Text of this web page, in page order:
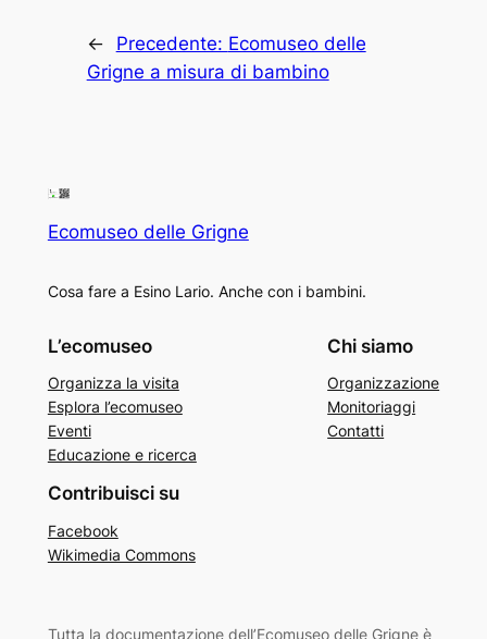
← Precedente: Ecomuseo delle
Grigne a misura di bambino
Ecomuseo delle Grigne
Cosa fare a Esino Lario. Anche con i bambini.
L’ecomuseo
Organizza la visita
Esplora l’ecomuseo
Eventi
Educazione e ricerca
Chi siamo
Organizzazione
Monitoriaggi
Contatti
Contribuisci su
Facebook
Wikimedia Commons
Tutta la documentazione dell’Ecomuseo delle Grigne è